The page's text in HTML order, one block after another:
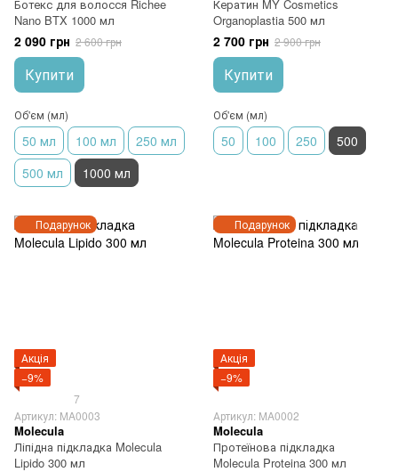
Ботекс для волосся Richee
Nano BTX 1000 мл
2 090 грн 2 600 грн
Купити
Об'єм (мл)
50 мл 100 мл
250 мл
500 мл
1000 мл
Кератин MY Cosmetics
Organoplastia 500 мл
2 700 грн 2 900 грн
Купити
Об'єм (мл)
50 100 250 500
Подарунок
Акція
−9%
7
Артикул: MA0003
Molecula
Ліпідна підкладка Molecula
Lipido 300 мл
Подарунок
Акція
−9%
Артикул: MA0002
Molecula
Протеїнова підкладка
Molecula Proteina 300 мл